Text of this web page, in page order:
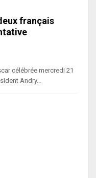
français
célébrée mercredi 21
Andry…